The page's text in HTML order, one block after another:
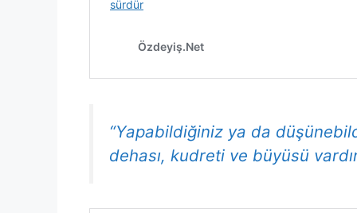
“Yapabildiğiniz ya da
dehası, kudreti ve büyüsü